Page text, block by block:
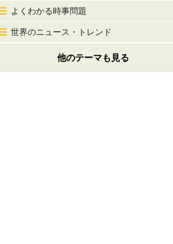
よくわかる時事問題
世界のニュース・トレンド
他のテーマも見る